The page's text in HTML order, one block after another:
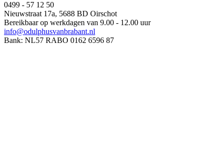
0499 - 57 12 50
Nieuwstraat 17a, 5688 BD Oirschot
Bereikbaar op werkdagen van 9.00 - 12.00 uur
info@odulphusvanbrabant.nl
Bank: NL57 RABO 0162 6596 87